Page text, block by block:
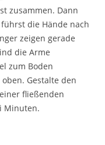
zusammen. Dann
die Hände nach
zeigen gerade
die Arme
zum Boden
Gestalte den
fließenden
Minuten.